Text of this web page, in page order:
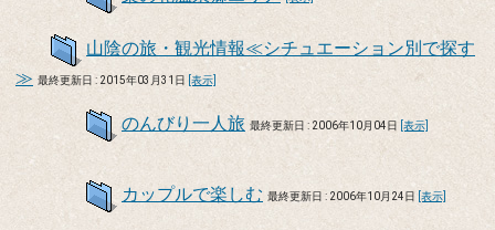
山陰の旅・観光情報≪シチュエーション別で探す
≫ 最終更新日 : 2015年03月31日 [表示]
のんびり一人旅 最終更新日 : 2006年10月04日 [表示]
カップルで楽しむ 最終更新日 : 2006年10月24日 [表示]